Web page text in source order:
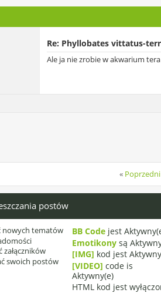
Re: Phyllobates vittatus-
Ale ja nie zrobie w akwarium
«
postów
nowych tematów
załączników
swoich postów
BB Codejest
Emotikonysą
[IMG] kod jest
[VIDEO] code is
Aktywny(e)
HTML kod jest